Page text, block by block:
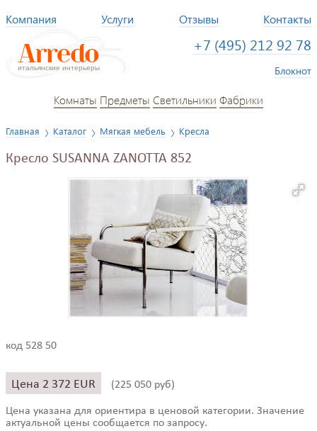
Компания Услуги Отзывы Контакты
+7 (495) 212 92 78
Блокнот
Комнаты Предметы Светильники Фабрики
Главная Каталог Мягкая мебель Кресла
Кресло SUSANNA ZANOTTA 852
код 528 50
Цена 2 372 EUR (225 050 руб)
Цена указана для ориентира в ценовой категории. Значение
актуальной цены сообщается по запросу.